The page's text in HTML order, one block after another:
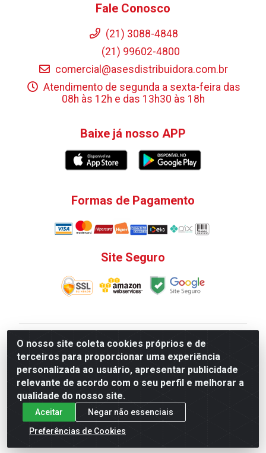
O nosso site coleta cookies próprios e de
terceiros para proporcionar uma experiência
personalizada ao usuário, apresentar publicidade
relevante de acordo com o seu perfil e melhorar a
qualidade do nosso site.
Aceitar
Negar não essenciais
Preferências de Cookies
Fale Conosco
(21) 3088-4848
(21) 99602-4800
comercial@asesdistribuidora.com.br
Atendimento de segunda a sexta-feira das
08h às 12h e das 13h30 às 18h
Baixe já nosso APP
Formas de Pagamento
Site Seguro
V. C. Ferragens LTDA - Rua do Matoso, 132 - Praça da
Bandeira, Rio de Janeiro/ RJ - CEP 20.270-135 - CNPJ
12.324.723/0001-25
Todas as regras de promoções, descontos, preços e
prazos de pagamento e entrega expostos aqui são
válidos apenas para compras via internet. Preços e
estoque sujeito a alterações sem aviso prévio.